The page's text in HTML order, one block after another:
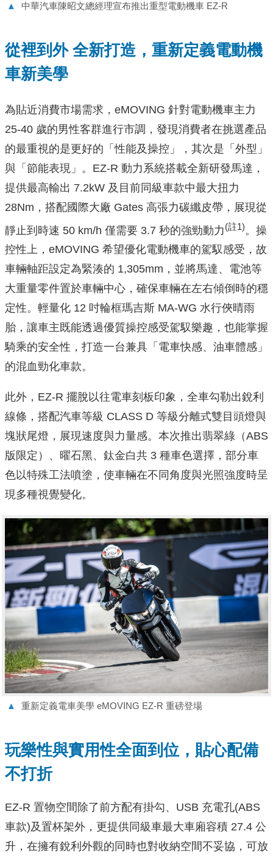
▲ 中華汽車陳昭文總經理宣布推出重型電動機車 EZ-R
從裡到外 全新打造，重新定義電動機
車新美學
為貼近消費市場需求，eMOVING 針對電動機車主力
25-40 歲的男性客群進行市調，發現消費者在挑選產品
的最重視的是更好的「性能及操控」，其次是「外型」
與「節能表現」。EZ-R 動力系統搭載全新研發馬達，
提供最高輸出 7.2kW 及目前同級車款中最大扭力
28Nm，搭配國際大廠 Gates 高張力碳纖皮帶，展現從
靜止到時速 50 km/h 僅需要 3.7 秒的強勁動力(註1)。操
控性上，eMOVING 希望優化電動機車的駕馭感受，故
車輛軸距設定為緊湊的 1,305mm，並將馬達、電池等
大重量零件置於車輛中心，確保車輛在左右傾倒時的穩
定性。輕量化 12 吋輪框瑪吉斯 MA-WG 水行俠晴雨
胎，讓車主既能透過優質操控感受駕馭樂趣，也能掌握
騎乘的安全性，打造一台兼具「電車快感、油車體感」
的混血勁化車款。
此外，EZ-R 擺脫以往電車刻板印象，全車勾勒出銳利
線條，搭配汽車等級 CLASS D 等級分離式雙目頭燈與
塊狀尾燈，展現速度與力量感。本次推出翡翠綠（ABS
版限定）、曜石黑、鈦金白共 3 種車色選擇，部分車
色以特殊工法噴塗，使車輛在不同角度與光照強度時呈
現多種視覺變化。
▲ 重新定義電車美學 eMOVING EZ-R 重磅登場
玩樂性與實用性全面到位，貼心配備
不打折
EZ-R 置物空間除了前方配有掛勾、USB 充電孔(ABS
車款)及置杯架外，更提供同級車最大車廂容積 27.4 公
升，在擁有銳利外觀的同時也對收納空間不妥協，可放